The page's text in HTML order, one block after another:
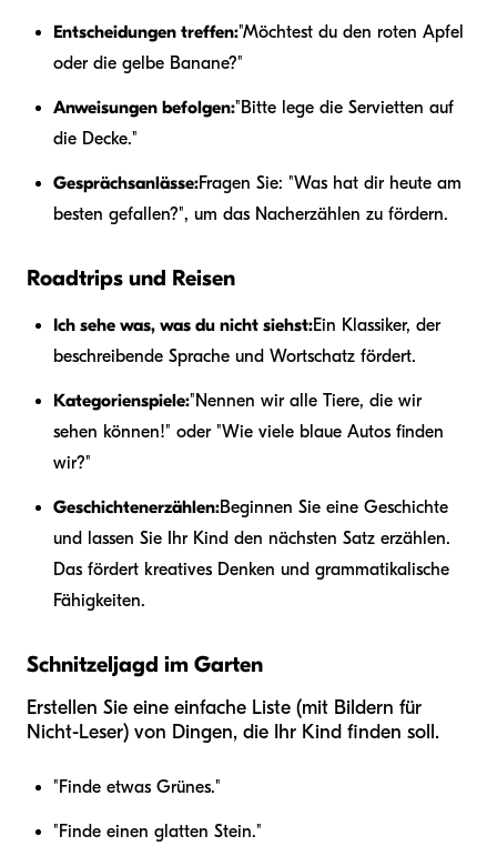
Entscheidungen treffen:"Möchtest du den roten Apfel
oder die gelbe Banane?"
Anweisungen befolgen:"Bitte lege die Servietten auf
die Decke."
Gesprächsanlässe:Fragen Sie: "Was hat dir heute am
besten gefallen?", um das Nacherzählen zu fördern.
Roadtrips und Reisen
Ich sehe was, was du nicht siehst:Ein Klassiker, der
beschreibende Sprache und Wortschatz fördert.
Kategorienspiele:"Nennen wir alle Tiere, die wir
sehen können!" oder "Wie viele blaue Autos finden
wir?"
Geschichtenerzählen:Beginnen Sie eine Geschichte
und lassen Sie Ihr Kind den nächsten Satz erzählen.
Das fördert kreatives Denken und grammatikalische
Fähigkeiten.
Schnitzeljagd im Garten
Erstellen Sie eine einfache Liste (mit Bildern für
Nicht-Leser) von Dingen, die Ihr Kind finden soll.
"Finde etwas Grünes."
"Finde einen glatten Stein."